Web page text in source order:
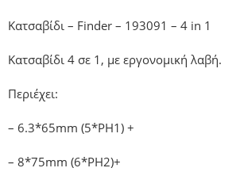
Κατσαβίδι – Finder – 193091 – 4 in 1
Κατσαβίδι 4 σε 1, με εργονομική λαβή.
Περιέχει:
– 6.3*65mm (5*PH1) +
– 8*75mm (6*PH2)+